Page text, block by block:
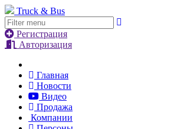
Truck & Bus
Регистрация
Авторизация
Главная
Новости
Видео
Продажа
Компании